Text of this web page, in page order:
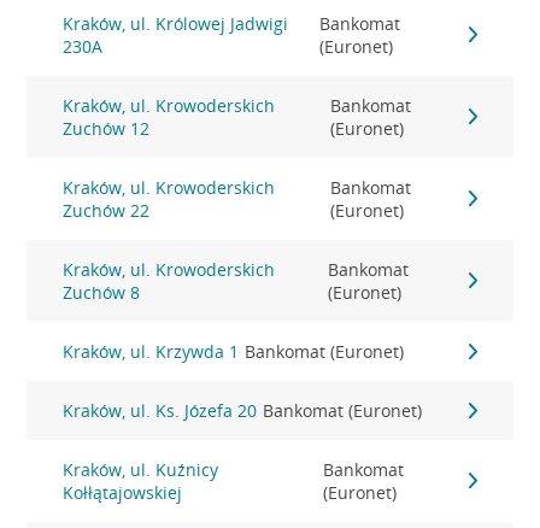
Kraków, ul. Królowej Jadwigi
230A
Bankomat
(Euronet)
Kraków, ul. Krowoderskich
Zuchów 12
Bankomat
(Euronet)
Kraków, ul. Krowoderskich
Zuchów 22
Bankomat
(Euronet)
Kraków, ul. Krowoderskich
Zuchów 8
Bankomat
(Euronet)
Kraków, ul. Krzywda 1 Bankomat (Euronet)
Kraków, ul. Ks. Józefa 20 Bankomat (Euronet)
Kraków, ul. Kuźnicy
Kołłątajowskiej
Bankomat
(Euronet)